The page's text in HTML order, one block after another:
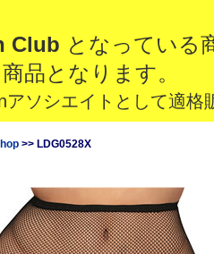
Club となっている
品となります。
ソシエイトとして適格
>> LDG0528X